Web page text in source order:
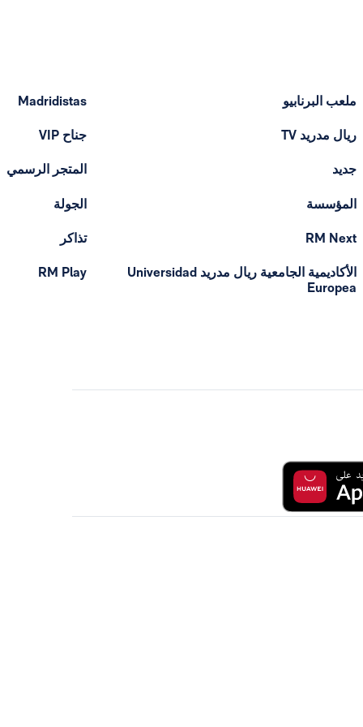
ملعب البرنابيو
ريال مدريد TV
جديد
المؤسسة
RM Next
الأكاديمية الجامعية ريال مدريد Universidad
Europea
Madridistas
جناح VIP
المتجر الرسمي
الجولة
تذاكر
RM Play